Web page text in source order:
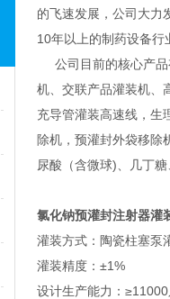
的飞速发展，公司大力
10年以上的制药设备行
公司目前的核心产品
机、交联产品灌装机、
充导管灌装高速线，生
除机，预灌封外袋移
尿酸（含微球)、几丁
氯化钠预灌封注射器灌
灌装方式：陶瓷柱塞泵
灌装精度：±1%
设计生产能力：